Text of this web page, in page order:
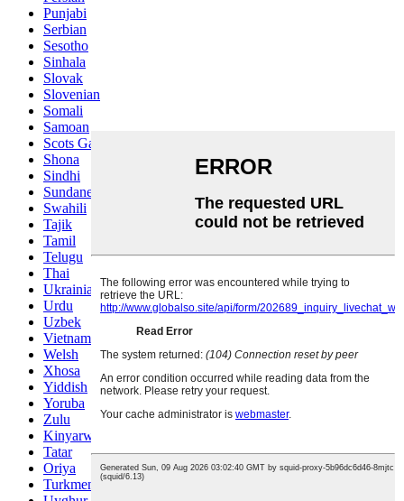
Punjabi
Serbian
Sesotho
Sinhala
Slovak
Slovenian
Somali
Samoan
Scots Gaelic
Shona
Sindhi
Sundanese
Swahili
Tajik
Tamil
Telugu
Thai
Ukrainian
Urdu
Uzbek
Vietnamese
Welsh
Xhosa
Yiddish
Yoruba
Zulu
Kinyarwanda
Tatar
Oriya
Turkmen